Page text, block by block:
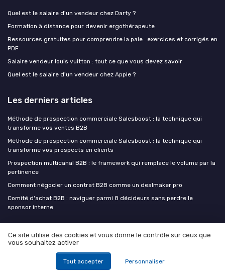
Quel est le salaire d'un vendeur chez Darty ?
Formation à distance pour devenir ergothérapeute
Ressources gratuites pour comprendre la paie : exercices et corrigés en
PDF
Salaire vendeur louis vuitton : tout ce que vous devez savoir
Quel est le salaire d'un vendeur chez Apple ?
Les derniers articles
Méthode de prospection commerciale Salesboost : la technique qui
transforme vos ventes B2B
Méthode de prospection commerciale Salesboost : la technique qui
transforme vos prospects en clients
Prospection multicanal B2B : le framework qui remplace le volume par la
pertinence
Comment négocier un contrat B2B comme un dealmaker pro
Comité d'achat B2B : naviguer parmi 8 décideurs sans perdre le
sponsor interne
Formations commerciales
Ce site utilise des cookies et vous donne le contrôle sur ceux que
vous souhaitez activer
Tout accepter Personnaliser